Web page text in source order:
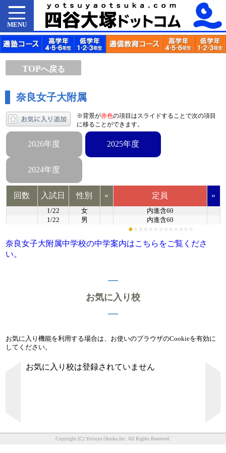
MENU
TOPへ戻る
奈良女子大附属
※背景が赤色の項目はスライドすることで次の項目
に移ることができます。
2026年度 2025年度
2024年度
回数 入試日 性別 « 定員 »
1/22 女
内進含60
1/22
男 内進含60
●
奈良女子大附属中学校の中学案内はこちらをご覧くださ
い。
お気に入り校
お気に入り機能を利用する場合は、お使いのブラウザのCookieを有効に
してください。
お気に入り校は登録されていません
Copyright (C) Yotsuya Otsuka Inc. All Rights Reserved.